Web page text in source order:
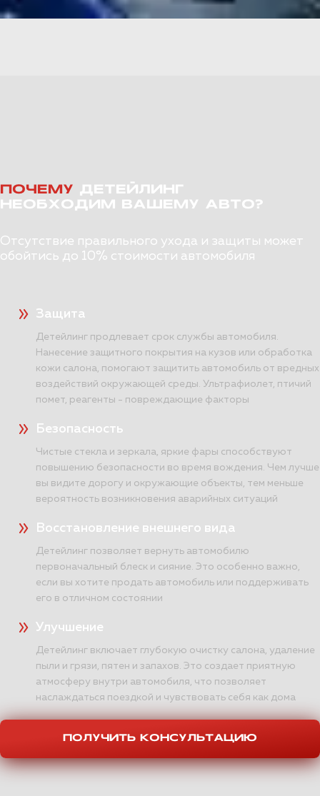
ПОЧЕМУ ДЕТЕЙЛИНГ
НЕОБХОДИМ ВАШЕМУ АВТО?
Отсутствие правильного ухода и защиты может
обойтись до 10% стоимости автомобиля
Защита
Детейлинг продлевает срок службы автомобиля.
Нанесение защитного покрытия на кузов или обработка
кожи салона, помогают защитить автомобиль от вредных
воздействий окружающей среды. Ультрафиолет, птичий
помет, реагенты - повреждающие факторы
Безопасность
Чистые стекла и зеркала, яркие фары способствуют
повышению безопасности во время вождения. Чем лучше
вы видите дорогу и окружающие объекты, тем меньше
вероятность возникновения аварийных ситуаций
Восстановление внешнего вида
Детейлинг позволяет вернуть автомобилю
первоначальный блеск и сияние. Это особенно важно,
если вы хотите продать автомобиль или поддерживать
его в отличном состоянии
Улучшение
Детейлинг включает глубокую очистку салона, удаление
пыли и грязи, пятен и запахов. Это создает приятную
атмосферу внутри автомобиля, что позволяет
наслаждаться поездкой и чувствовать себя как дома
ПОЛУЧИТЬ КОНСУЛЬТАЦИЮ